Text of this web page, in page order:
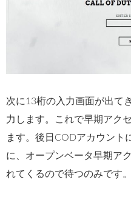
次に13桁の入力画面が出て
力します。これで早期アク
ます。後日CODアカウント
に、オープンベータ早期ア
れてくるので待つのみです。